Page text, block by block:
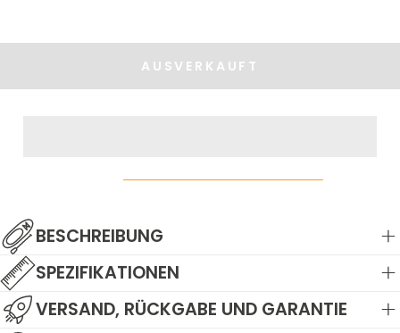
AUSVERKAUFT
BESCHREIBUNG
SPEZIFIKATIONEN
VERSAND, RÜCKGABE UND GARANTIE